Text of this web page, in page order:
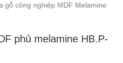
gỗ công nghiệp MDF Melamine
phủ melamine HB.P-